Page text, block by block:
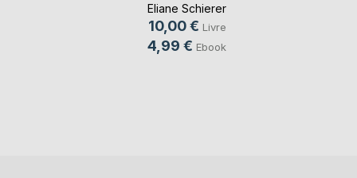
Eliane Schierer
10,00 € Livre
4,99 € Ebook